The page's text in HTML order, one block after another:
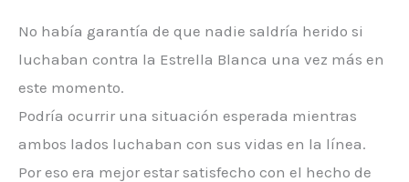
No había garantía de que nadie saldría herido si
luchaban contra la Estrella Blanca una vez más en
este momento.
Podría ocurrir una situación esperada mientras
ambos lados luchaban con sus vidas en la línea.
Por eso era mejor estar satisfecho con el hecho de